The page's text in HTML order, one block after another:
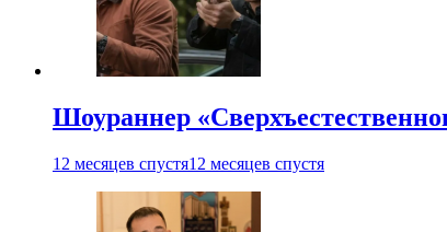
Шоураннер
12 месяцев спустя12 месяцев спустя